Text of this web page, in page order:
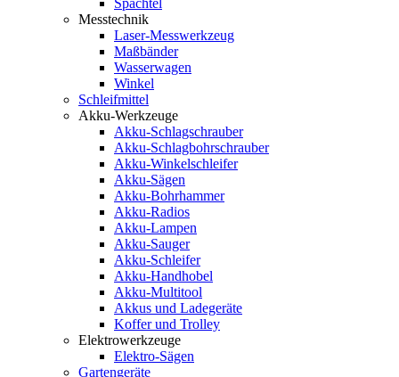
Spachtel
Messtechnik
Laser-Messwerkzeug
Maßbänder
Wasserwagen
Winkel
Schleifmittel
Akku-Werkzeuge
Akku-Schlagschrauber
Akku-Schlagbohrschrauber
Akku-Winkelschleifer
Akku-Sägen
Akku-Bohrhammer
Akku-Radios
Akku-Lampen
Akku-Sauger
Akku-Schleifer
Akku-Handhobel
Akku-Multitool
Akkus und Ladegeräte
Koffer und Trolley
Elektrowerkzeuge
Elektro-Sägen
Gartengeräte